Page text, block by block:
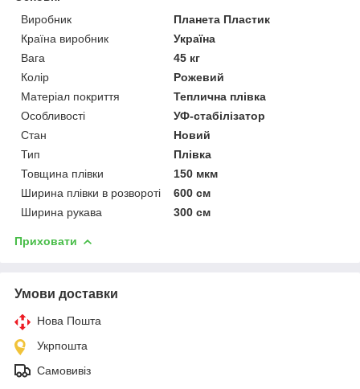
Виробник
Планета Пластик
Країна виробник
Україна
Вага
45 кг
Колір
Рожевий
Матеріал покриття
Теплична плівка
Особливості
УФ-стабілізатор
Стан
Новий
Тип
Плівка
Товщина плівки
150 мкм
Ширина плівки в розвороті
600 см
Ширина рукава
300 см
Приховати
Умови доставки
Нова Пошта
Укрпошта
Самовивіз